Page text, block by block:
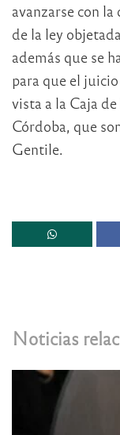
avanzarse con
de la ley
además que se
para que el
vista a la Caja
Córdoba, que
Gentile.
Noticias